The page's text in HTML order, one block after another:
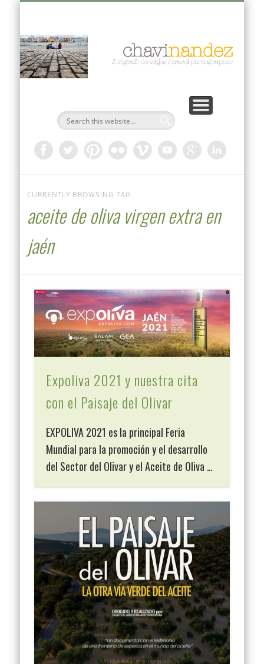
CURRENTLY BROWSING TAG
aceite de oliva virgen extra en
jaén
Expoliva 2021 y nuestra cita
con el Paisaje del Olivar
EXPOLIVA 2021 es la principal Feria
Mundial para la promoción y el desarrollo
del Sector del Olivar y el Aceite de Oliva …